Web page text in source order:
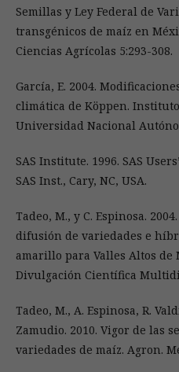
Semillas y Ley Federal de
transgénicos de maíz en
Ciencias Agrícolas 5:293-308.
García, E. 2004.
climática de Köppen.
Universidad Nacional
SAS Institute. 1996. SAS
SAS Inst., Cary, NC, USA.
Tadeo, M., y C. Espinosa.
difusión de variedades e
amarillo para Valles Altos de
Divulgación Científica
Tadeo, M., A. Espinosa, R.
Zamudio. 2010. Vigor de las
variedades de maíz. Agron.